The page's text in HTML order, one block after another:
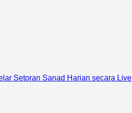
Setoran Sanad Harian secara Live